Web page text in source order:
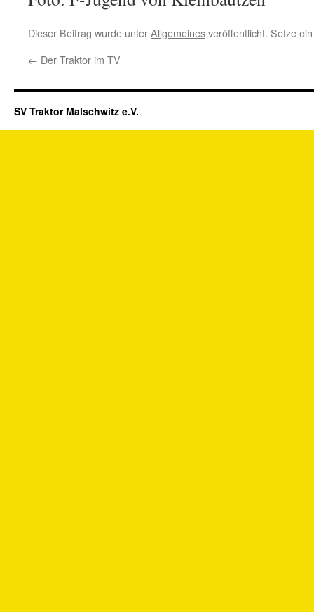
Dieser Beitrag wurde unterAllgemeinesveröffentlicht. Setze
← Der Traktor im TV
SV Traktor Malschwitz e.V.